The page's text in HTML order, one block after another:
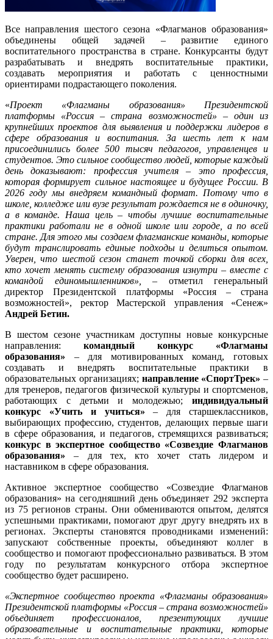
Все направления шестого сезона «Флагманов образования»
объединены общей задачей – развитие единого
воспитательного пространства в стране. Конкурсанты будут
разрабатывать и внедрять воспитательные практики,
создавать мероприятия и работать с ценностными
ориентирами подрастающего поколения.
«Проект «Флагманы образования» Президентской
платформы «Россия– страна возможностей» – один из
крупнейших проектов для выявления и поддержки лидеров в
сфере образования и воспитания. За шесть лет к нам
присоединились более 500 тысяч педагогов, управленцев и
студентов. Это сильное сообщество людей, которые каждый
день доказывают: профессия учителя– это профессия,
которая формирует сильное настоящее и будущее России. В
2026 году мы внедряем командный формат. Потому что в
школе, колледже или вузе результат рождается не в одиночку,
а в команде. Наша цель– чтобы лучшие воспитательные
практики работали не в одной школе или городе, а по всей
стране. Для этого мы создаем флагманские команды, которые
будут транслировать единые подходы и делиться опытом.
Уверен, что шестой сезон станет точкой сборки для всех,
кто хочет менять систему образования изнутри – вместе с
командой единомышленников»,
– отметил генеральный
директор Президентской платформы «Россия – страна
возможностей», ректор Мастерской управления «Сенеж»
Андрей Бетин.
В шестом сезоне участникам доступны новые конкурсные
направления: командный конкурс «Флагманы
образования» – для мотивированных команд, готовых
создавать и внедрять воспитательные практики в
образовательных организациях; направление «СпортТрек» –
для тренеров, педагогов физической культуры и спортсменов,
работающих с детьми и молодежью; индивидуальный
конкурс «Учить и учиться»– для старшеклассников,
выбирающих профессию, студентов, делающих первые шаги
в сфере образования, и педагогов, стремящихся развиваться;
конкурс в экспертное сообщество «Созвездие Флагманов
образования» – для тех, кто хочет стать лидером и
наставником в сфере образования.
Активное экспертное сообщество «Созвездие Флагманов
образования» на сегодняшний день объединяет 292 эксперта
из 75 регионов страны. Они обмениваются опытом, делятся
успешными практиками, помогают друг другу внедрять их в
регионах. Эксперты становятся проводниками изменений:
запускают собственные проекты, объединяют коллег в
сообщество и помогают профессионально развиваться. В этом
году по результатам конкурсного отбора экспертное
сообщество будет расширено.
«Экспертное сообщество проекта «Флагманы образования»
Президентской платформы «Россия – страна возможностей»
объединяет профессионалов, презентующих лучшие
образовательные и воспитательные практики, которые